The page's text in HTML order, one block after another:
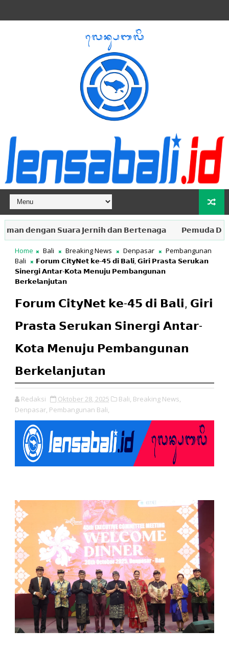
𝗦𝘂𝗮𝗿𝗮 𝗝𝗲𝗿𝗻𝗶𝗵 𝗱𝗮𝗻 𝗕𝗲𝗿𝘁𝗲𝗻𝗮𝗴𝗮 𝗣𝗲𝗺𝘂𝗱𝗮 𝗗𝗲𝘀𝗮
Home Bali Breaking News Denpasar
Pembangunan
Bali
𝗙𝗼𝗿𝘂𝗺 𝗖𝗶𝘁𝘆𝗡𝗲𝘁 𝗸𝗲-𝟰𝟱 𝗱𝗶 𝗕𝗮𝗹𝗶, 𝗚𝗶𝗿𝗶 𝗣𝗿𝗮𝘀𝘁𝗮 𝗦𝗲𝗿𝘂𝗸𝗮𝗻
𝗦𝗶𝗻𝗲𝗿𝗴𝗶 𝗔𝗻𝘁𝗮𝗿-𝗞𝗼𝘁𝗮 𝗠𝗲𝗻𝘂𝗷𝘂 𝗣𝗲𝗺𝗯𝗮𝗻𝗴𝘂𝗻𝗮𝗻
𝗕𝗲𝗿𝗸𝗲𝗹𝗮𝗻𝗷𝘂𝘁𝗮𝗻
𝗙𝗼𝗿𝘂𝗺 𝗖𝗶𝘁𝘆𝗡𝗲𝘁 𝗸𝗲-𝟰𝟱 𝗱𝗶 𝗕𝗮𝗹𝗶, 𝗚𝗶𝗿𝗶
𝗣𝗿𝗮𝘀𝘁𝗮 𝗦𝗲𝗿𝘂𝗸𝗮𝗻 𝗦𝗶𝗻𝗲𝗿𝗴𝗶 𝗔𝗻𝘁𝗮𝗿-
𝗞𝗼𝘁𝗮 𝗠𝗲𝗻𝘂𝗷𝘂 𝗣𝗲𝗺𝗯𝗮𝗻𝗴𝘂𝗻𝗮𝗻
𝗕𝗲𝗿𝗸𝗲𝗹𝗮𝗻𝗷𝘂𝘁𝗮𝗻
Redaksi Oktober 28, 2025 Bali, Breaking News,
Denpasar, Pembangunan Bali,